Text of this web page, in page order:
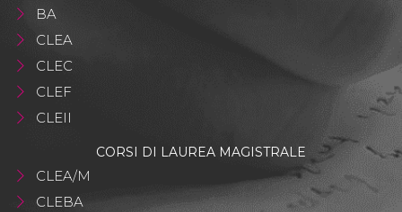
BA
CLEA
CLEC
CLEF
CLEII
CORSI DI LAUREA MAGISTRALE
CLEA/M
CLEBA